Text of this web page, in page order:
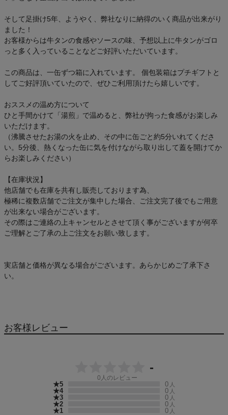
そして足掛け5年、ようやく、弊社なりに納得のいく商品が出来がり
ました！
お客様からは牛タンの食感やソースの味、予想以上に牛タンがゴロ
っと多く入っていることなどご好評いただいています。
この商品は、一缶ずつ箱に入れています。 個包装箱はプチギフトと
してご好評頂いていたので、ぜひご利用頂けたら嬉しいです。
おススメの温め方について
ひと手間かけて「湯煎」で温めると、弊社が拘った食感がお楽しみ
いただけます。
（沸騰させたお湯の火を止め、その中に缶ごと約5分いれてくださ
い。5分後、熱くなった缶に気を付けながら取り出して蓋を開けてか
らお楽しみください）
【在庫状況】
他店舗でも在庫を共有し販売しております為、
極稀に複数店舗でご注文が集中した場合、ご注文完了後でもご用意
が出来ない場合がございます。
その際はご連絡の上キャンセルとさせて頂く事がございますが何卒
ご理解とご了承の上ご注文をお願い致します。
実店舗と価格が異なる場合がございます。あらかじめご了承下さ
い。
お客様レビュー
-
0 人のレビュー
★5 0 人
★4 0 人
★3 0 人
★2 0 人
★1 0 人